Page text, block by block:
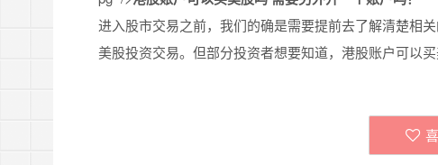
进入股市交易之前，我们的确是需要提前去了解清楚相
美股投资交易。但部分投资者想要知道，港股账户可以